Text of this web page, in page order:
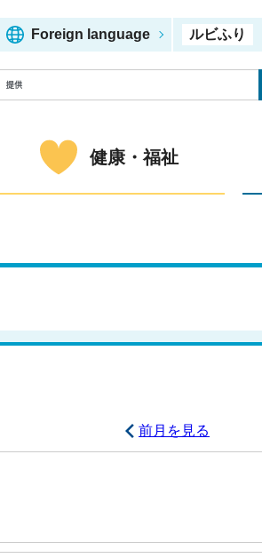
Foreign language ルビふり
健康・福祉
前月を見る